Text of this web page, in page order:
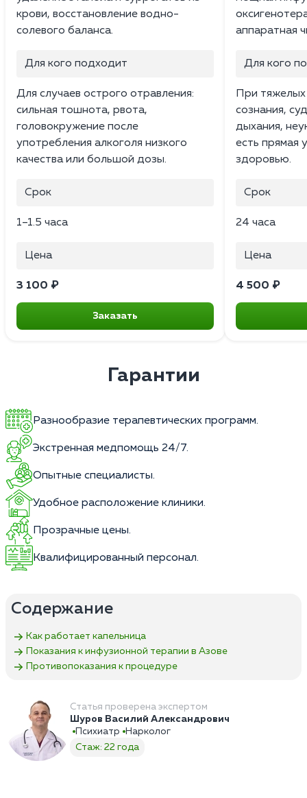
крови, восстановление водно-
солевого баланса.
Для кого подходит
Для случаев острого отравления:
сильная тошнота, рвота,
головокружение после
употребления алкоголя низкого
качества или большой дозы.
Срок
1–1.5 часа
Цена
3 100 ₽
Заказать
аппаратная
Для кого
При тяжелых
сознания,
дыхания,
есть прямая
здоровью.
Срок
24 часа
Цена
4 500 ₽
Гарантии
Разнообразие терапевтических программ.
Экстренная медпомощь 24/7.
Опытные специалисты.
Удобное расположение клиники.
Прозрачные цены.
Квалифицированный персонал.
Содержание
Как работает капельница
Показания к инфузионной терапии в Азове
Противопоказания к процедуре
Статья проверена экспертом
Шуров Василий Александрович
Психиатр
Нарколог
Стаж: 22 года